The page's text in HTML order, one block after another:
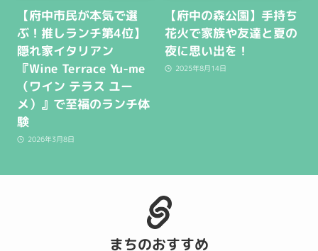
【府中市民が本気で選
ぶ！推しランチ第4位】
隠れ家イタリアン
『Wine Terrace Yu-me
（ワイン テラス ユー
メ）』で至福のランチ体
験
2026年3月8日
【府中の森公園】手持ち
花火で家族や友達と夏の
夜に思い出を！
2025年8月14日
まちのおすすめ